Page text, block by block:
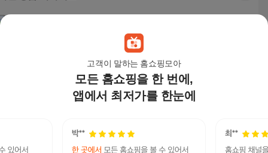
고객이 말하는 홈쇼핑모아
모든 홈쇼핑을 한 번에,
앱에서 최저가를 한눈에
반팔티 라운드넥 티
츠 3 colors
드티셔츠 VVCAS4M34
23,600원
터틀넥 목 폴라 긴팔 니
36,800
면
셔